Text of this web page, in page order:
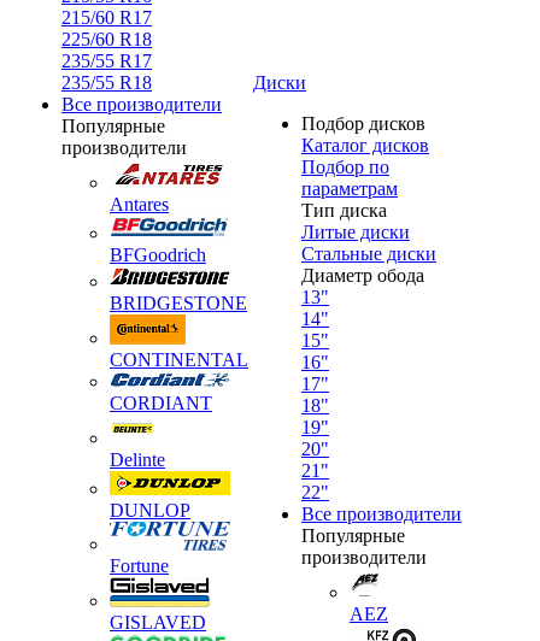
215/60 R17
225/60 R18
235/55 R17
235/55 R18
Все производители
Популярные
производители
Antares
BFGoodrich
BRIDGESTONE
CONTINENTAL
CORDIANT
Delinte
DUNLOP
Fortune
GISLAVED
Диски
Подбор дисков
Каталог дисков
Подбор по
параметрам
Тип диска
Литые диски
Стальные диски
Диаметр обода
13"
14"
15"
16"
17"
18"
19"
20"
21"
22"
Все производители
Популярные
производители
AEZ